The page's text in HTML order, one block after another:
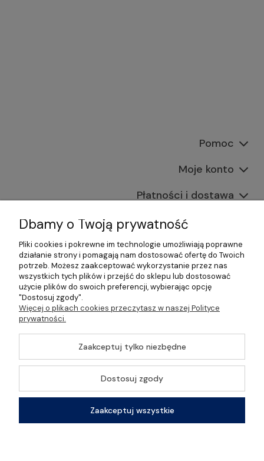
Pomoc
Moje konto
Płatności i dostawa
Informacje
O nas
©2026 Wszelkie Prawa Zastrzeżone | Gastrosklep |
Wyposażenie gastronomii, restauracji oraz barów
Szablon Master byEcommercy
Pokaż pełną wersję strony
Sklep internetowy Shoper Premium
Dbamy o Twoją prywatność
Pliki cookies i pokrewne im technologie umożliwiają poprawne
działanie strony i pomagają nam dostosować ofertę do Twoich
potrzeb. Możesz zaakceptować wykorzystanie przez nas
wszystkich tych plików i przejść do sklepu lub dostosować
użycie plików do swoich preferencji, wybierając opcję
"Dostosuj zgody".
Więcej o plikach cookies przeczytasz w naszej Polityce
prywatności.
Zaakceptuj tylko niezbędne
Dostosuj zgody
Zaakceptuj wszystkie